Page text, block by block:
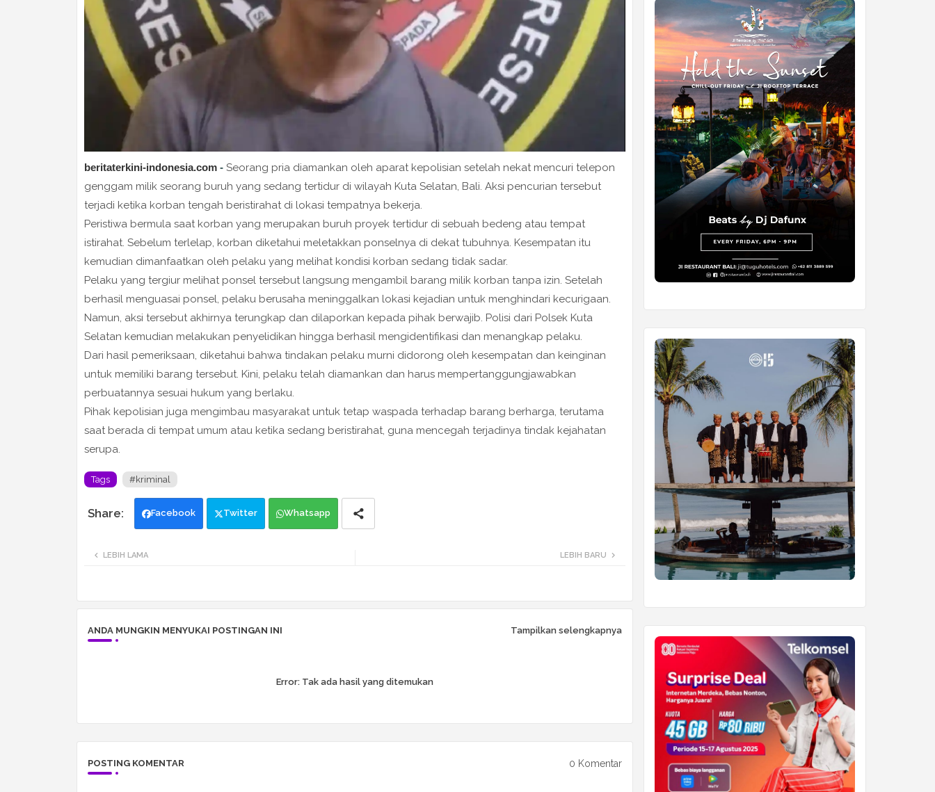
beritaterkini-indonesia.com - Seorang pria diamankan oleh aparat kepolisian setelah nekat mencuri telepon
genggam milik seorang buruh yang sedang tertidur di wilayah Kuta Selatan, Bali. Aksi pencurian tersebut
terjadi ketika korban tengah beristirahat di lokasi tempatnya bekerja.
Peristiwa bermula saat korban yang merupakan buruh proyek tertidur di sebuah bedeng atau tempat
istirahat. Sebelum terlelap, korban diketahui meletakkan ponselnya di dekat tubuhnya. Kesempatan itu
kemudian dimanfaatkan oleh pelaku yang melihat kondisi korban sedang tidak sadar.
Pelaku yang tergiur melihat ponsel tersebut langsung mengambil barang milik korban tanpa izin. Setelah
berhasil menguasai ponsel, pelaku berusaha meninggalkan lokasi kejadian untuk menghindari kecurigaan.
Namun, aksi tersebut akhirnya terungkap dan dilaporkan kepada pihak berwajib. Polisi dari Polsek Kuta
Selatan kemudian melakukan penyelidikan hingga berhasil mengidentifikasi dan menangkap pelaku.
Dari hasil pemeriksaan, diketahui bahwa tindakan pelaku murni didorong oleh kesempatan dan keinginan
untuk memiliki barang tersebut. Kini, pelaku telah diamankan dan harus mempertanggungjawabkan
perbuatannya sesuai hukum yang berlaku.
Pihak kepolisian juga mengimbau masyarakat untuk tetap waspada terhadap barang berharga, terutama
saat berada di tempat umum atau ketika sedang beristirahat, guna mencegah terjadinya tindak kejahatan
serupa.
Tags #kriminal
Facebook Twitter Whatsapp
LEBIH BARU
LEBIH LAMA
ANDA MUNGKIN MENYUKAI POSTINGAN INI Tampilkan selengkapnya
Error:Tak ada hasil yang ditemukan
POSTING KOMENTAR 0 Komentar